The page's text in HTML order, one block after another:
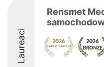
Laureaci
Rensmet